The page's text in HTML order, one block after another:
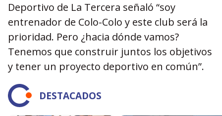
Deportivo de La Tercera señaló “soy
entrenador de Colo-Colo y este club será la
prioridad. Pero ¿hacia dónde vamos?
Tenemos que construir juntos los objetivos
y tener un proyecto deportivo en común”.
DESTACADOS